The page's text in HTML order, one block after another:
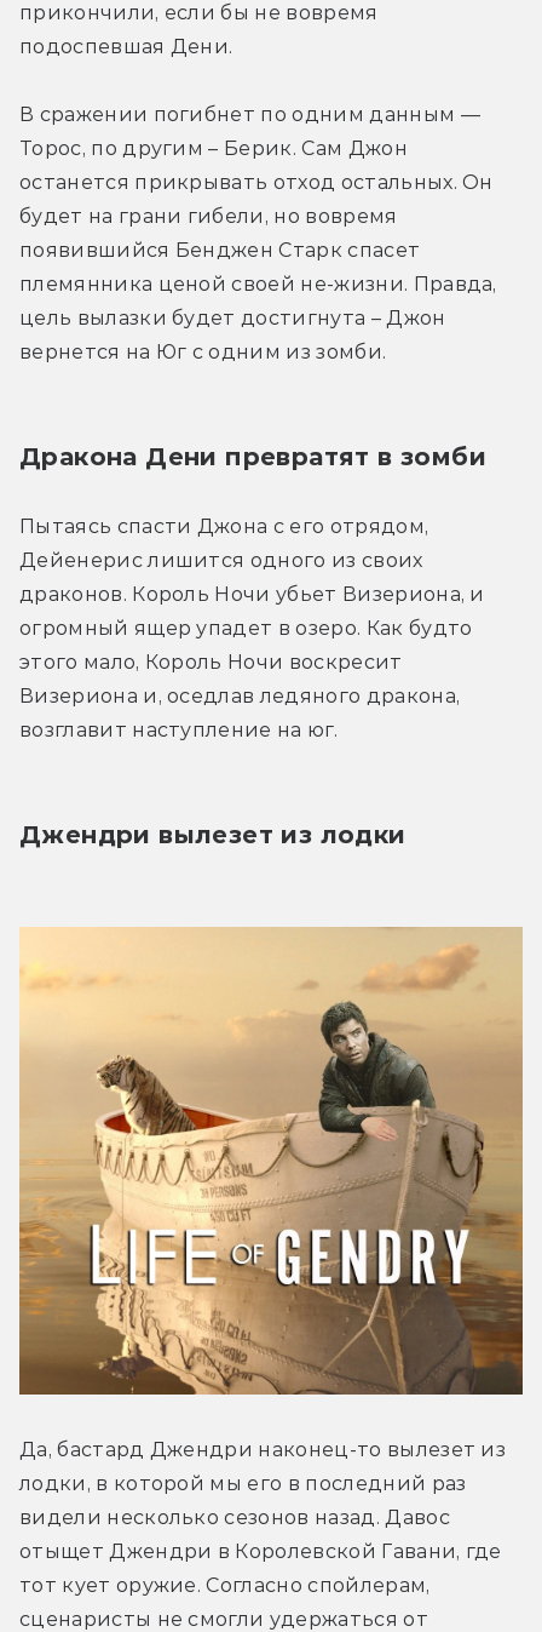
прикончили, если бы не вовремя
подоспевшая Дени.
В сражении погибнет по одним данным —
Торос, по другим – Берик. Сам Джон
останется прикрывать отход остальных. Он
будет на грани гибели, но вовремя
появившийся Бенджен Старк спасет
племянника ценой своей не-жизни. Правда,
цель вылазки будет достигнута – Джон
вернется на Юг с одним из зомби.
Дракона Дени превратят в зомби
Пытаясь спасти Джона с его отрядом,
Дейенерис лишится одного из своих
драконов. Король Ночи убьет Визериона, и
огромный ящер упадет в озеро. Как будто
этого мало, Король Ночи воскресит
Визериона и, оседлав ледяного дракона,
возглавит наступление на юг.
Джендри вылезет из лодки
Да, бастард Джендри наконец-то вылезет из
лодки, в которой мы его в последний раз
видели несколько сезонов назад. Давос
отыщет Джендри в Королевской Гавани, где
тот кует оружие. Согласно спойлерам,
сценаристы не смогли удержаться от